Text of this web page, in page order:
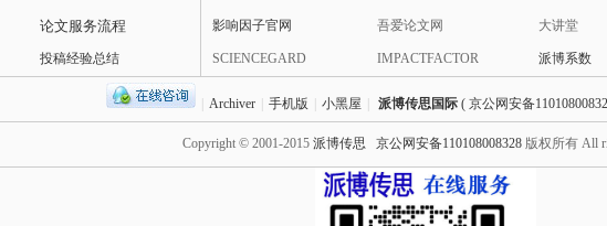
论文服务流程 影响因子官网 吾爱论文网 大讲堂
投稿经验总结 SCIENCEGARD IMPACTFACTOR 派博系数
Archiver 手机版 小黑屋 派博传思国际 ( 京公网安备
Copyright © 2001-2015派博传思 京公网安备110108008328 版权所有 All